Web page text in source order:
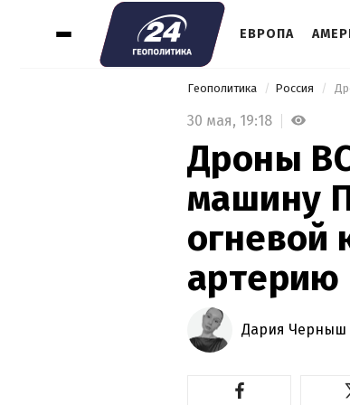
ЕВРОПА
Геополитика Россия
30 мая, 19:18
Дроны
машину
огневой
артерию
Дария Черныш